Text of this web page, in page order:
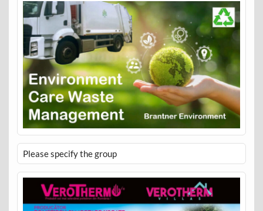
Please specify the group